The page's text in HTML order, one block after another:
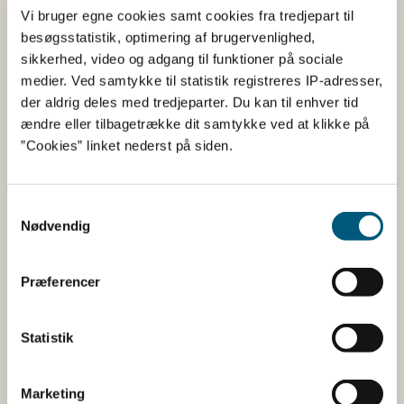
Vi bruger egne cookies samt cookies fra tredjepart til
besøgsstatistik, optimering af brugervenlighed,
sikkerhed, video og adgang til funktioner på sociale
medier. Ved samtykke til statistik registreres IP-adresser,
der aldrig deles med tredjeparter. Du kan til enhver tid
ændre eller tilbagetrække dit samtykke ved at klikke på
”Cookies” linket nederst på siden.
Nødvendig
Præferencer
Statistik
Marketing
Muslingeovervågning
Aktuelle åbne vandindtag til rensning, konditionering og
udsanding Muslingeovervågning, Publiceret: 22. oktober
2021
15. oktober 2021. Udmelding
41/01 - fiskeri
15-10-2021
Aktuelle åbne produktionsområder for fiskeri
41/01 - høst